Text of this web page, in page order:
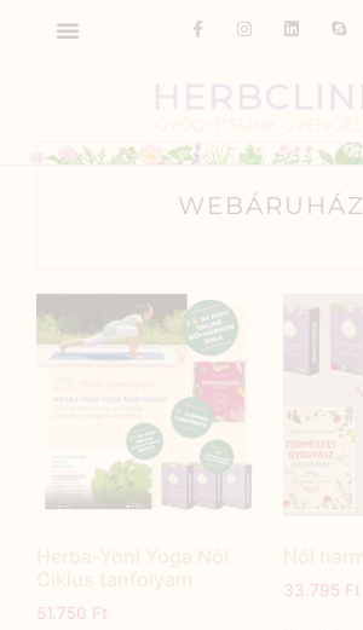
WEBÁRUHÁZ
51.750 Ft
33.795 Ft